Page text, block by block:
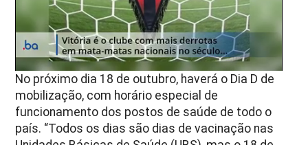
No próximo dia 18 de outubro, haverá o Dia D de
mobilização, com horário especial de
funcionamento dos postos de saúde de todo o
país. “Todos os dias são dias de vacinação nas